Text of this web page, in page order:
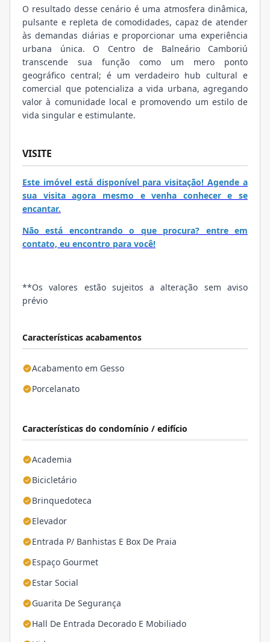
Características acabamentos
Acabamento em Gesso
Porcelanato
Características do condomínio / edifício
Academia
Bicicletário
Brinquedoteca
Elevador
Entrada P/ Banhistas E Box De Praia
Espaço Gourmet
Estar Social
Guarita De Segurança
Hall De Entrada Decorado E Mobiliado
O resultado desse cenário é uma atmosfera dinâmica,
pulsante e repleta de comodidades, capaz de atender
às demandas diárias e proporcionar uma experiência
urbana única. O Centro de Balneário Camboriú
transcende sua função como um mero ponto
geográfico central; é um verdadeiro hub cultural e
comercial que potencializa a vida urbana, agregando
valor à comunidade local e promovendo um estilo de
vida singular e estimulante.
VISITE
Este imóvel está disponível para visitação! Agende a
sua visita agora mesmo e venha conhecer e se
encantar.
Não está encontrando o que procura? entre em
contato, eu encontro para você!
**Os valores estão sujeitos a alteração sem aviso
prévio